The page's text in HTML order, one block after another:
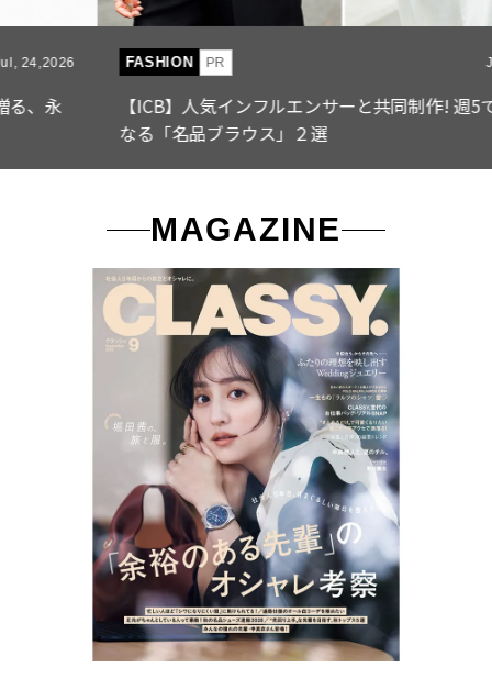
FASHION PR
【ICB】人気インフルエンサーと共同制作! 週5で着たく
なる「名品ブラウス」２選
MAGAZINE